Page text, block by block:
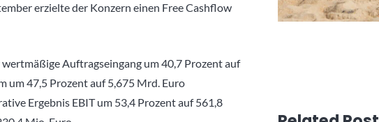
erzielte der Konzern einen Free Cashflow
Auftragseingang um 40,7 Prozent auf
um 47,5 Prozent auf 5,675 Mrd. Euro
Ergebnis EBIT um 53,4 Prozent auf 561,8